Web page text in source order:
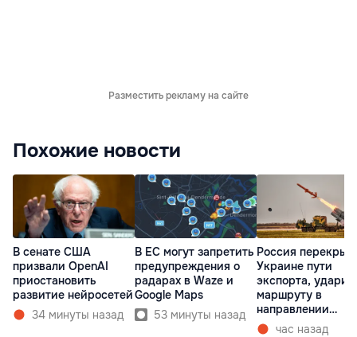
Разместить рекламу на сайте
Похожие новости
В сенате США
призвали OpenAI
приостановить
развитие нейросетей
34 минуты назад
В ЕС могут запретить
предупреждения о
радарах в Waze и
Google Maps
53 минуты назад
Россия
Украине пути
экспорта, ударив
маршруту в
направлении
Молдовы
час назад